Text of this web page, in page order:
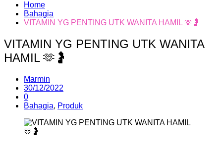
Home
Bahagia
VITAMIN YG PENTING UTK WANITA HAMIL 🫶🤰
VITAMIN YG PENTING UTK WANITA
HAMIL 🫶🤰
Marmin
30/12/2022
0
Bahagia, Produk